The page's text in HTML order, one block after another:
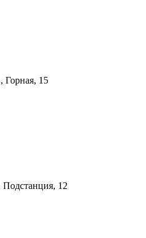
Горная, 15
Подстанция, 12